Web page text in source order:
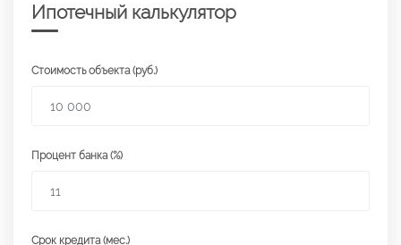
Ипотечный калькулятор
Стоимость объекта (руб.)
Процент банка (%)
Срок кредита (мес.)